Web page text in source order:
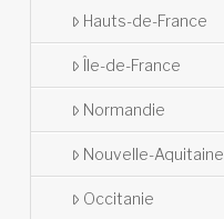
Hauts-de-France
Île-de-France
Normandie
Nouvelle-Aquitaine
Occitanie